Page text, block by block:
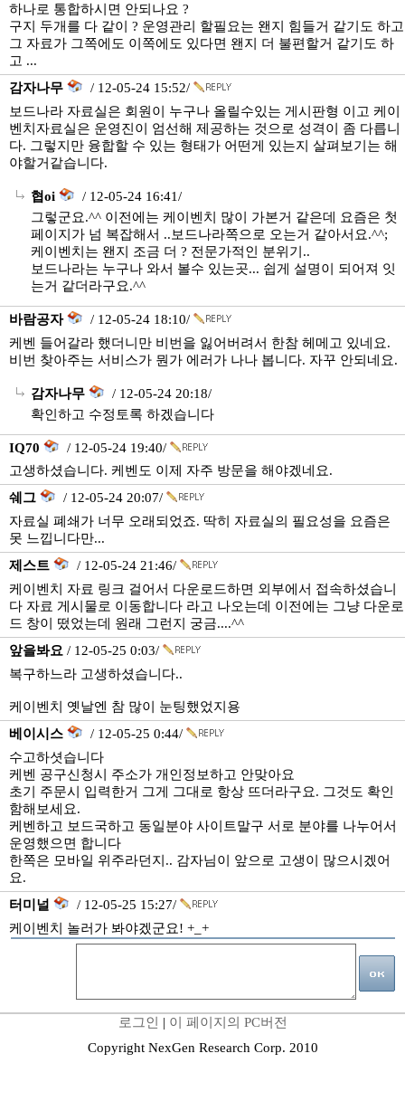
하나로 통합하시면 안되나요 ?
구지 두개를 다 같이 ? 운영관리 할필요는 왠지 힘들거 같기도 하고
그 자료가 그쪽에도 이쪽에도 있다면 왠지 더 불편할거 같기도 하
고 ...
감자나무
/ 12-05-24 15:52/
보드나라 자료실은 회원이 누구나 올릴수있는 게시판형 이고 케이
벤치자료실은 운영진이 엄선해 제공하는 것으로 성격이 좀 다릅니
다. 그렇지만 융합할 수 있는 형태가 어떤게 있는지 살펴보기는 해
야할거같습니다.
협oi
/ 12-05-24 16:41/
그렇군요.^^ 이전에는 케이벤치 많이 가본거 같은데 요즘은 첫
페이지가 넘 복잡해서 ..보드나라쪽으로 오는거 같아서요.^^;
케이벤치는 왠지 조금 더 ? 전문가적인 분위기..
보드나라는 누구나 와서 볼수 있는곳... 쉽게 설명이 되어져 잇
는거 같더라구요.^^
바람공자
/ 12-05-24 18:10/
케벤 들어갈라 했더니만 비번을 잃어버려서 한참 헤메고 있네요.
비번 찾아주는 서비스가 뭔가 에러가 나나 봅니다. 자꾸 안되네요.
감자나무
/ 12-05-24 20:18/
확인하고 수정토록 하겠습니다
IQ70
/ 12-05-24 19:40/
고생하셨습니다. 케벤도 이제 자주 방문을 해야겠네요.
쉐그
/ 12-05-24 20:07/
자료실 폐쇄가 너무 오래되었죠. 딱히 자료실의 필요성을 요즘은
못 느낍니다만...
제스트
/ 12-05-24 21:46/
케이벤치 자료 링크 걸어서 다운로드하면 외부에서 접속하셨습니
다 자료 게시물로 이동합니다 라고 나오는데 이전에는 그냥 다운로
드 창이 떴었는데 원래 그런지 궁금....^^
앞을봐요 / 12-05-25 0:03/
복구하느라 고생하셨습니다..
케이벤치 옛날엔 참 많이 눈팅했었지용
베이시스
/ 12-05-25 0:44/
수고하셧습니다
케벤 공구신청시 주소가 개인정보하고 안맞아요
초기 주문시 입력한거 그게 그대로 항상 뜨더라구요. 그것도 확인
함해보세요.
케벤하고 보드국하고 동일분야 사이트말구 서로 분야를 나누어서
운영했으면 합니다
한쪽은 모바일 위주라던지.. 감자님이 앞으로 고생이 많으시겠어
요.
터미널
/ 12-05-25 15:27/
케이벤치 놀러가 봐야겠군요! +_+
로그인 | 이 페이지의 PC버전
Copyright NexGen Research Corp. 2010